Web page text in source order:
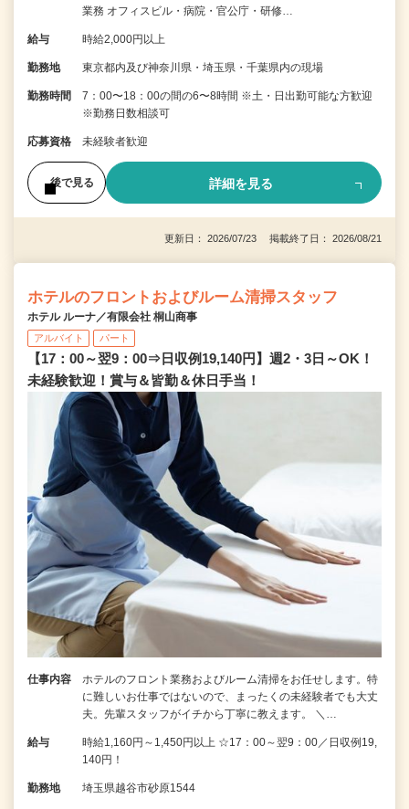
業務 オフィスビル・病院・官公庁・研修…
給与 時給2,000円以上
勤務地 東京都内及び神奈川県・埼玉県・千葉県内の現場
勤務時間
7：00〜18：00の間の6〜8時間 ※土・日出勤可能な方歓迎
※勤務日数相談可
応募資格 未経験者歓迎
後で見る 詳細を見る
更新日： 2026/07/23 掲載終了日： 2026/08/21
ホテルのフロントおよびルーム清掃スタッフ
ホテル ルーナ／有限会社 桐山商事
アルバイト パート
【17：00～翌9：00⇒日収例19,140円】週2・3日～OK！
未経験歓迎！賞与＆皆勤＆休日手当！
仕事内容
ホテルのフロント業務およびルーム清掃をお任せします。特
に難しいお仕事ではないので、まったくの未経験者でも大丈
夫。先輩スタッフがイチから丁寧に教えます。 ＼…
給与
時給1,160円～1,450円以上 ☆17：00～翌9：00／日収例19,
140円！
勤務地 埼玉県越谷市砂原1544